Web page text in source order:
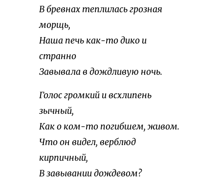
В бревнах теплилась грозная
морщь,
Наша печь как-то дико и
странно
Завывала в дождливую ночь.
Голос громкий и всхлипень
зычный,
Как о ком-то погибшем, живом.
Что он видел, верблюд
кирпичный,
В завывании дождевом?